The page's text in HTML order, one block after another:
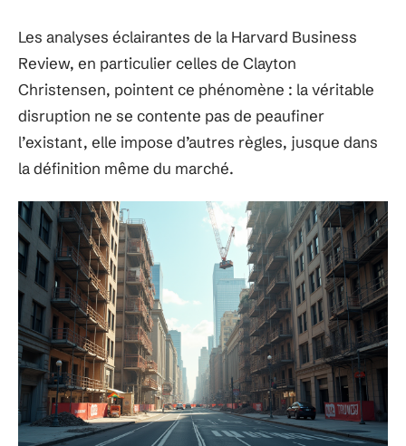
Les analyses éclairantes de la Harvard Business
Review, en particulier celles de Clayton
Christensen, pointent ce phénomène : la véritable
disruption ne se contente pas de peaufiner
l’existant, elle impose d’autres règles, jusque dans
la définition même du marché.